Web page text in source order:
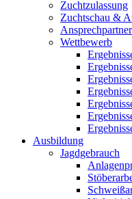
Zuchtzulassung
Zuchtschau &
Wettbewerb
Ausbildung
Jagdgebrauch